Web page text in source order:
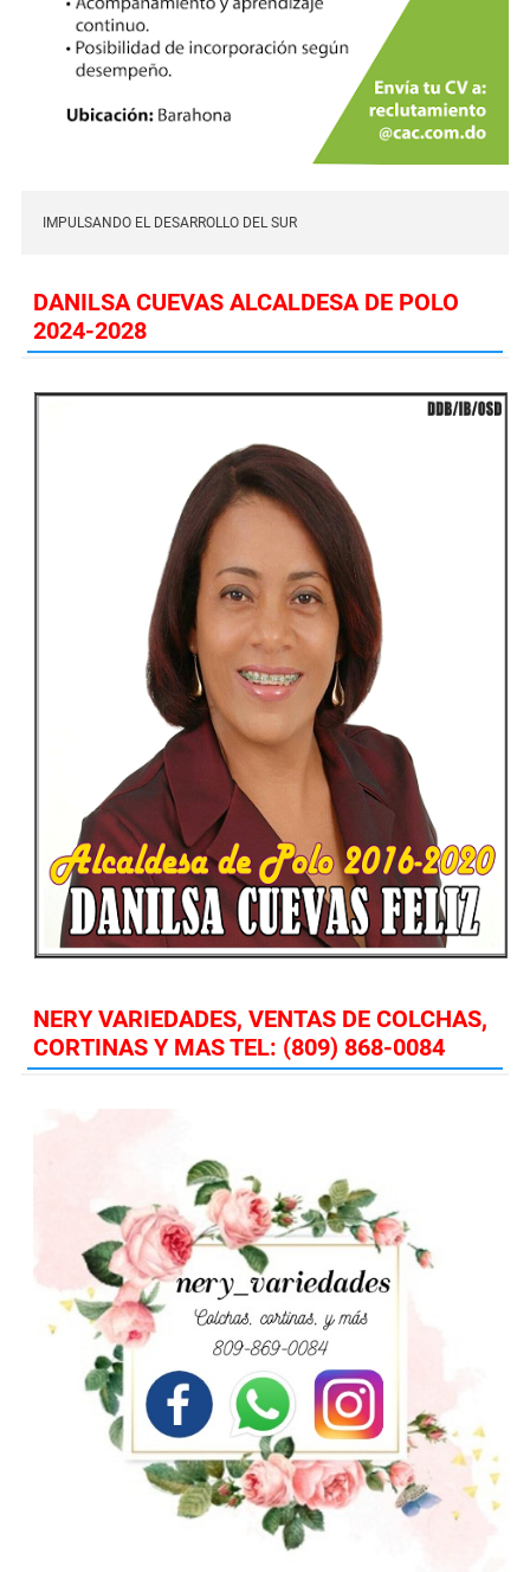
IMPULSANDO EL DESARROLLO DEL SUR
DANILSA CUEVAS ALCALDESA DE POLO
2024-2028
NERY VARIEDADES, VENTAS DE COLCHAS,
CORTINAS Y MAS TEL: (809) 868-0084